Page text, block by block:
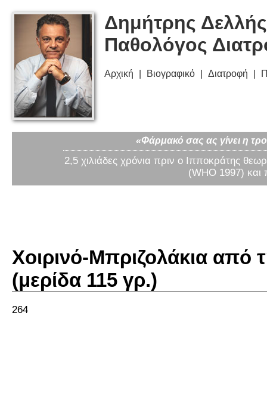
Δημήτρης
Παθολόγος
Αρχική Βιογραφικό Διατροφή
«Φάρμακό σας ας γίνει η
2,5 χιλιάδες χρόνια πριν ο Ιπποκράτης
(WHO 1997) και
Χοιρινό-Μπριζολάκια από
(μερίδα 115 γρ.)
264